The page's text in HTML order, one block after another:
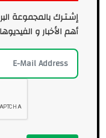
إشـتـرك بالمجموعة
أهم الأخبار و